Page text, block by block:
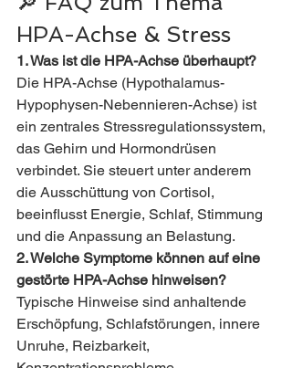
HPA-Achse & Stress
1. Was ist die HPA-Achse überhaupt?
Die HPA-Achse (Hypothalamus-
Hypophysen-Nebennieren-Achse) ist
ein zentrales Stressregulationssystem,
das Gehirn und Hormondrüsen
verbindet. Sie steuert unter anderem
die Ausschüttung von Cortisol,
beeinflusst Energie, Schlaf, Stimmung
und die Anpassung an Belastung.
2. Welche Symptome können auf eine
gestörte HPA-Achse hinweisen?
Typische Hinweise sind anhaltende
Erschöpfung, Schlafstörungen, innere
Unruhe, Reizbarkeit,